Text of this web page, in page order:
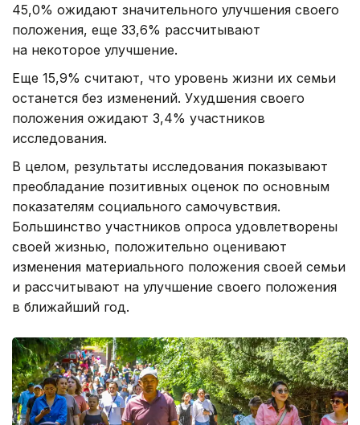
45,0% ожидают значительного улучшения своего
положения, еще 33,6% рассчитывают
на некоторое улучшение.
Еще 15,9% считают, что уровень жизни их семьи
останется без изменений. Ухудшения своего
положения ожидают 3,4% участников
исследования.
В целом, результаты исследования показывают
преобладание позитивных оценок по основным
показателям социального самочувствия.
Большинство участников опроса удовлетворены
своей жизнью, положительно оценивают
изменения материального положения своей семьи
и рассчитывают на улучшение своего положения
в ближайший год.